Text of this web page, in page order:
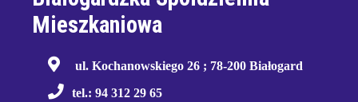
Mieszkaniowa
ul. Kochanowskiego 26 ; 78-200 Białogard
tel.: 94 312 29 65